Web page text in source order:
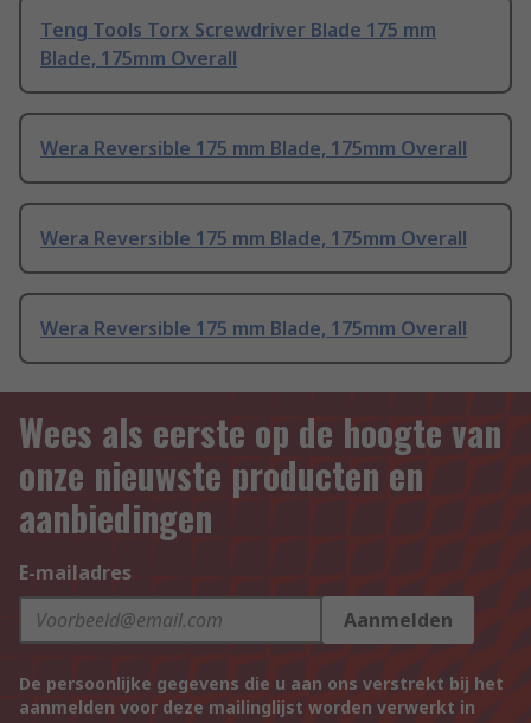
Teng Tools Torx Screwdriver Blade 175 mm
Blade, 175mm Overall
Wera Reversible 175 mm Blade, 175mm Overall
Wera Reversible 175 mm Blade, 175mm Overall
Wera Reversible 175 mm Blade, 175mm Overall
Wees als eerste op de hoogte van
onze nieuwste producten en
aanbiedingen
E-mailadres
Aanmelden
De persoonlijke gegevens die u aan ons verstrekt bij het
aanmelden voor deze mailinglijst worden verwerkt in